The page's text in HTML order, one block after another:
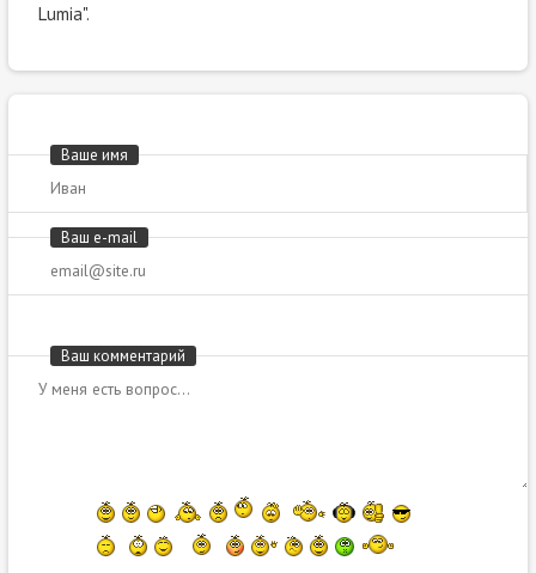
Lumia".
Ваше имя
Ваш e-mail
Ваш комментарий